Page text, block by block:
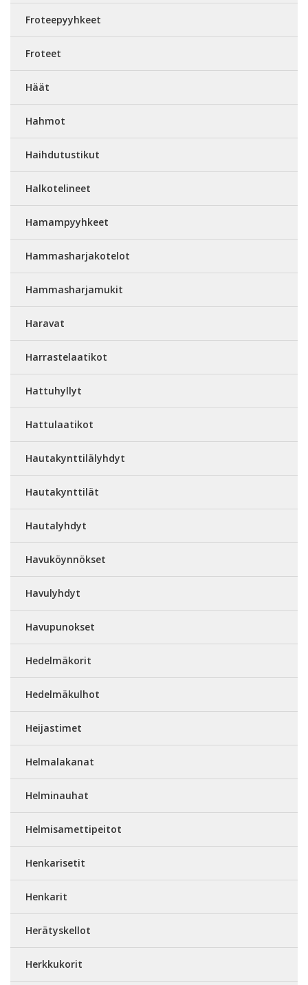
Froteepyyhkeet
Froteet
Häät
Hahmot
Haihdutustikut
Halkotelineet
Hamampyyhkeet
Hammasharjakotelot
Hammasharjamukit
Haravat
Harrastelaatikot
Hattuhyllyt
Hattulaatikot
Hautakynttilälyhdyt
Hautakynttilät
Hautalyhdyt
Havuköynnökset
Havulyhdyt
Havupunokset
Hedelmäkorit
Hedelmäkulhot
Heijastimet
Helmalakanat
Helminauhat
Helmisamettipeitot
Henkarisetit
Henkarit
Herätyskellot
Herkkukorit